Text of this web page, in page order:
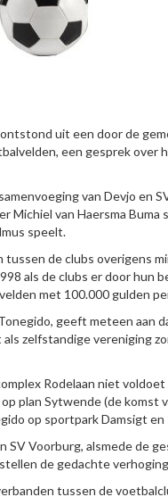
uit een door de
een gesprek
van Devjo en
Michiel van Haersma
speelt.
de clubs overigens
als de clubs er door
met 100.000 gulden
geeft meteen aan
zelfstandige vereniging
Rodelaan niet
plan Sytwende (de komst
op sportpark Damsigt en
Voorburg, alsmede de
de gedachte
tussen de